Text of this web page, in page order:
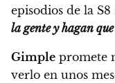
episodios de la S8
la gente y hagan
Gimple promete
verlo en unos